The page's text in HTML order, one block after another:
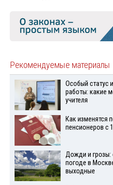
Рекомендуемые материалы
Особый статус
работы: какие
учителя
Как изменятся
пенсионеров с
Дожди и грозы:
погоде в
выходные